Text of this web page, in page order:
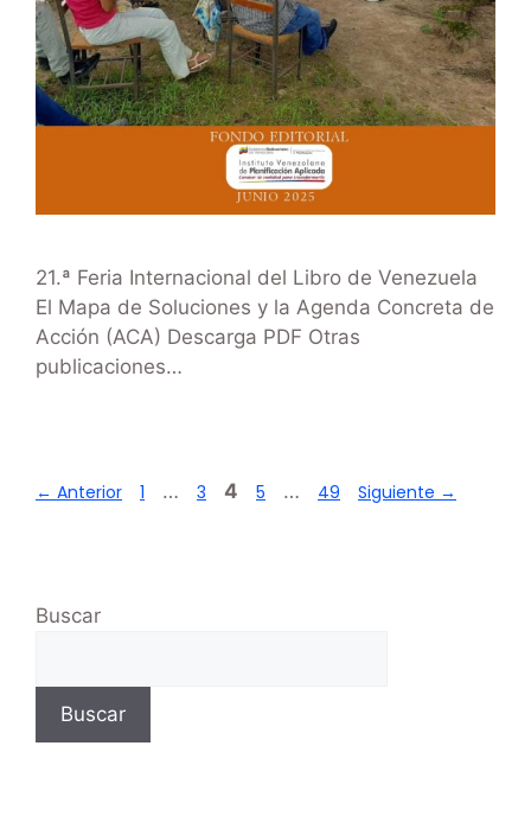
21.ª Feria Internacional del Libro de Venezuela
El Mapa de Soluciones y la Agenda Concreta de
Acción (ACA) Descarga PDF Otras
publicaciones​…
← Anterior 1 … 3 4 5 … 49 Siguiente →
Buscar
Buscar